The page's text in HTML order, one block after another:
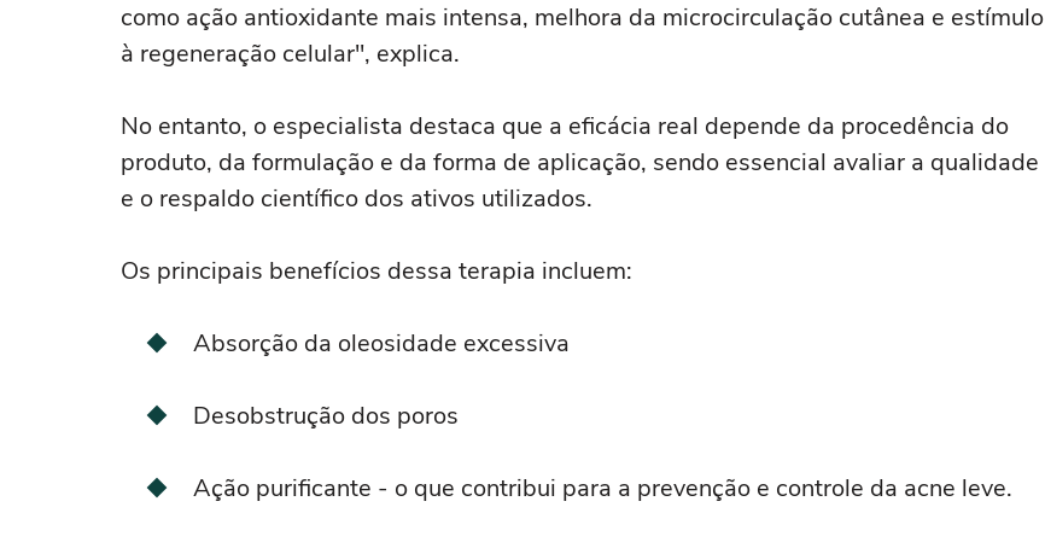
como ação antioxidante mais intensa, melhora da microcirculação cutânea e estímulo
à regeneração celular", explica.
No entanto, o especialista destaca que a eficácia real depende da procedência do
produto, da formulação e da forma de aplicação, sendo essencial avaliar a qualidade
e o respaldo científico dos ativos utilizados.
Os principais benefícios dessa terapia incluem:
Absorção da oleosidade excessiva
Desobstrução dos poros
Ação purificante - o que contribui para a prevenção e controle da acne leve.